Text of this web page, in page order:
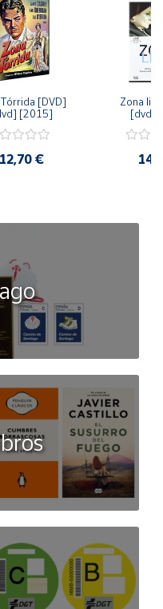
[DVD]
[2015]
12,70 €
Zona
[dvd]